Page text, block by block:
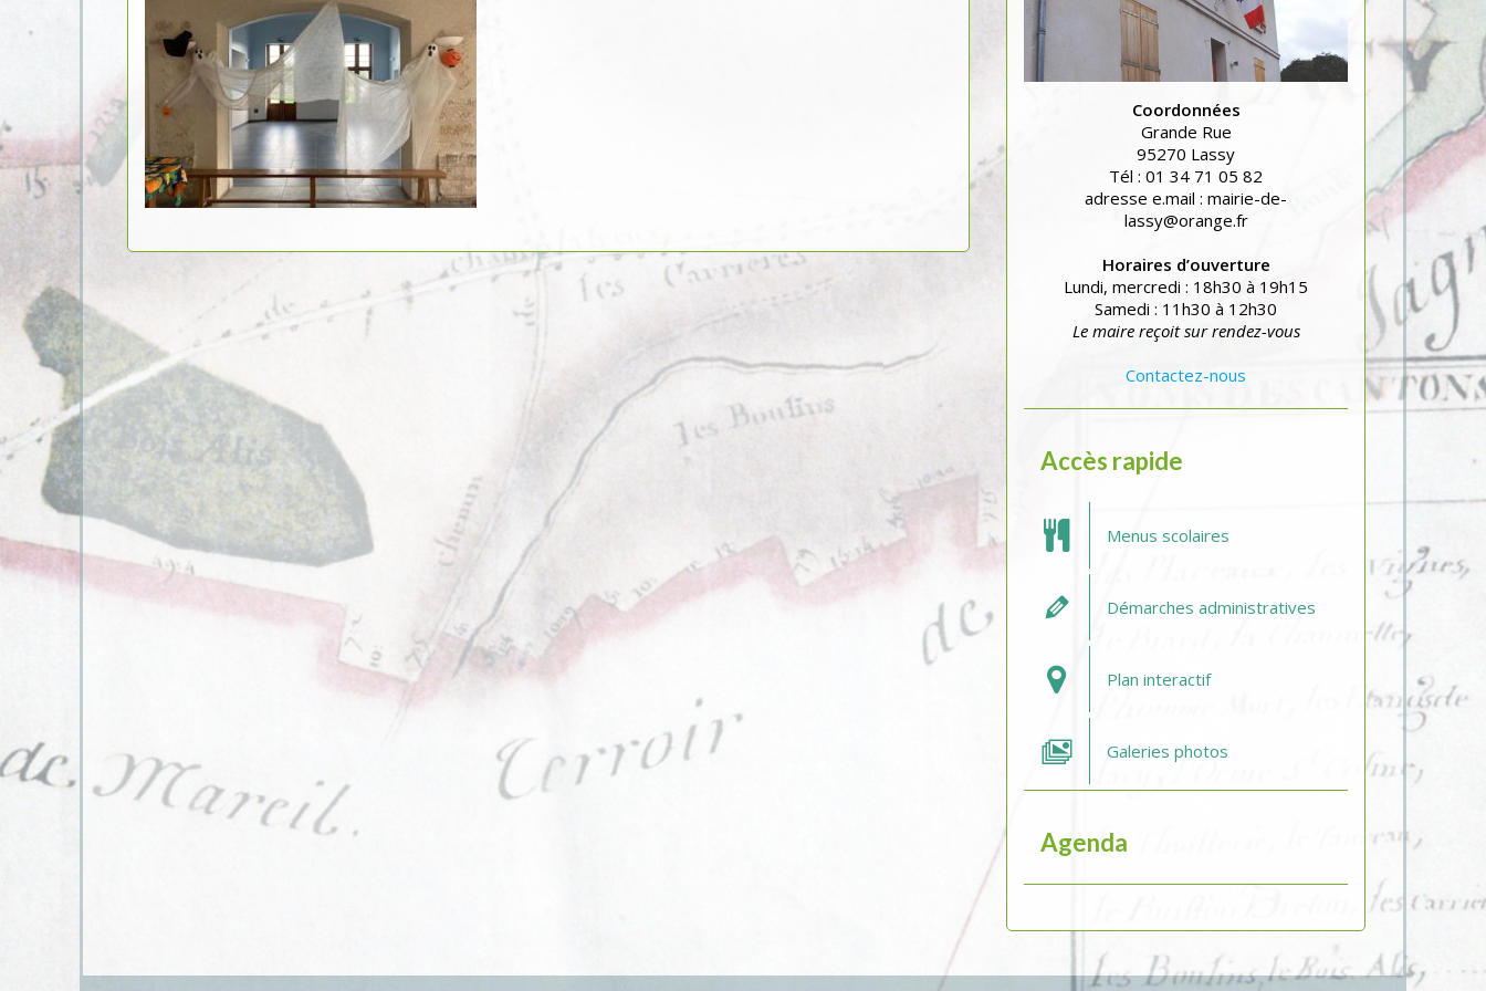
Coordonnées
Grande Rue
95270 Lassy
Tél : 01 34 71 05 82
adresse e.mail : mairie-de-
lassy@orange.fr
Horaires d’ouverture
Lundi, mercredi : 18h30 à 19h15
Samedi : 11h30 à 12h30
Le maire reçoit sur rendez-vous
Contactez-nous
Accès rapide
Menus scolaires
Démarches administratives
Plan interactif
Galeries photos
Agenda